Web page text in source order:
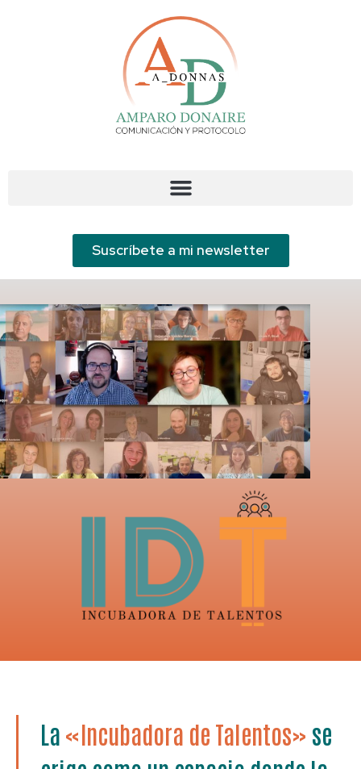
Suscríbete a mi newsletter
La «Incubadora de Talentos» se